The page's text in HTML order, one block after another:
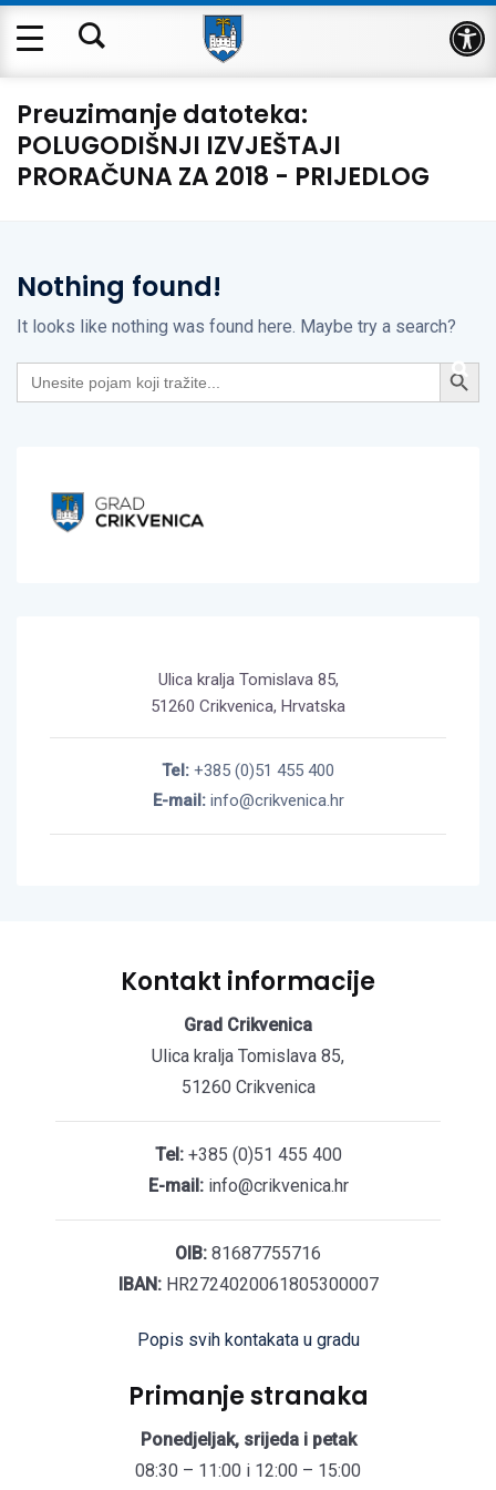
Preuzimanje datoteka:
POLUGODIŠNJI IZVJEŠTAJI
PRORAČUNA ZA 2018 - PRIJEDLOG
Nothing found!
It looks like nothing was found here. Maybe try a search?
Search
for:
Search Button
Ulica kralja Tomislava 85,
51260 Crikvenica, Hrvatska
Tel: +385 (0)51 455 400
E-mail:info@crikvenica.hr
Kontakt informacije
Grad Crikvenica
Ulica kralja Tomislava 85,
51260 Crikvenica
Tel:+385 (0)51 455 400
E-mail:info@crikvenica.hr
OIB: 81687755716
IBAN:HR2724020061805300007
Popis svih kontakata u gradu
Primanje stranaka
Ponedjeljak, srijeda i petak
08:30 – 11:00 i 12:00 – 15:00